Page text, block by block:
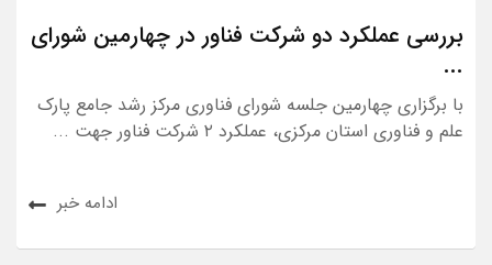
بررسی عملکرد دو شرکت فناور در چهارمین شورای
...
با برگزاری چهارمین جلسه شورای فناوری مرکز رشد جامع پارک
علم و فناوری استان مرکزی، عملکرد ۲ شرکت فناور جهت ...
ادامه خبر